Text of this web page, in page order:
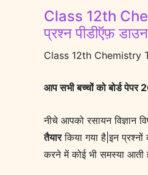
Class 12th
प्रश्न पीडीऍफ़
Class 12th Chemistry
आप सभी बच्चों को बोर्ड पेपर
नीचे आपको रसायन विज्ञान
तैयारकिया गया है|इन
करने में कोई भी समस्या आती